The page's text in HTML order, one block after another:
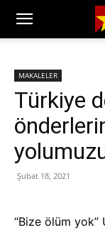
MAKALELER
Türkiye
Şubat 18, 2021
“Bize ölüm yok”